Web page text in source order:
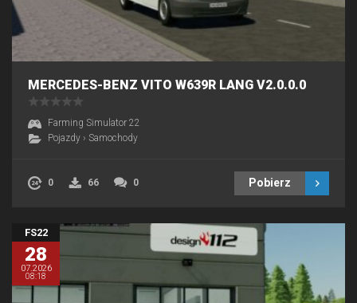
MERCEDES-BENZ VITO W639R LANG V2.0.0.0
Farming Simulator 22
Pojazdy › Samochody
0 66 0 Pobierz
FS22
28
07.2026
08:18